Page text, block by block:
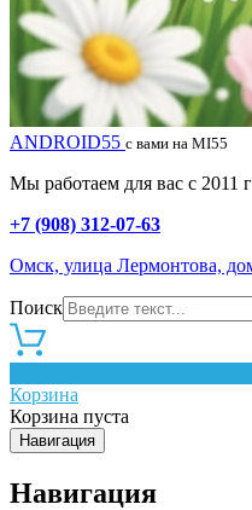
ANDROID55 с вами на MI55
Мы работаем для вас с 2011
+7 (908) 312-07-63
Омск, улица Лермонтова,
Поиск
Корзина
Корзина пуста
Навигация
Навигация